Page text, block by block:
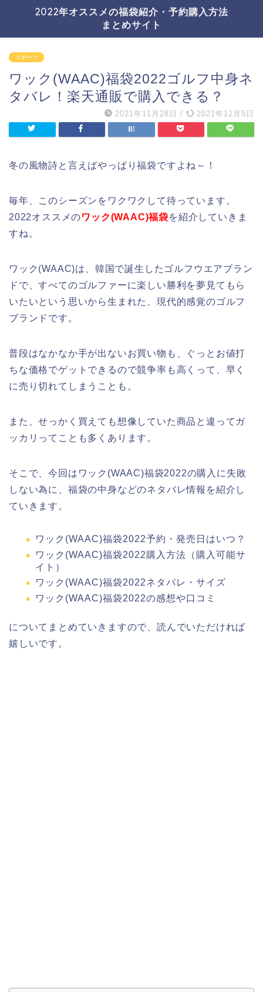
2022年オススメの福袋紹介・予約購入方法
まとめサイト
スポーツ
ワック(WAAC)福袋2022ゴルフ中身ネ
タバレ！楽天通販で購入できる？
2021年11月28日 / 2021年12月5日
冬の風物詩と言えばやっぱり福袋ですよね～！
毎年、このシーズンをワクワクして待っています。
2022オススメのワック(WAAC)福袋を紹介していきま
すね。
ワック(WAAC)は、韓国で誕生したゴルフウエアブラン
ドで、すべてのゴルファーに楽しい勝利を夢見てもら
いたいという思いから生まれた、現代的感覚のゴルフ
ブランドです。
普段はなかなか手が出ないお買い物も、ぐっとお値打
ちな価格でゲットできるので競争率も高くって、早く
に売り切れてしまうことも。
また、せっかく買えても想像していた商品と違ってガ
ッカリってことも多くあります。
そこで、今回はワック(WAAC)福袋2022の購入に失敗
しない為に、福袋の中身などのネタバレ情報を紹介し
ていきます。
ワック(WAAC)福袋2022予約・発売日はいつ？
ワック(WAAC)福袋2022購入方法（購入可能サ
イト）
ワック(WAAC)福袋2022ネタバレ・サイズ
ワック(WAAC)福袋2022の感想や口コミ
についてまとめていきますので、読んでいただければ
嬉しいです。